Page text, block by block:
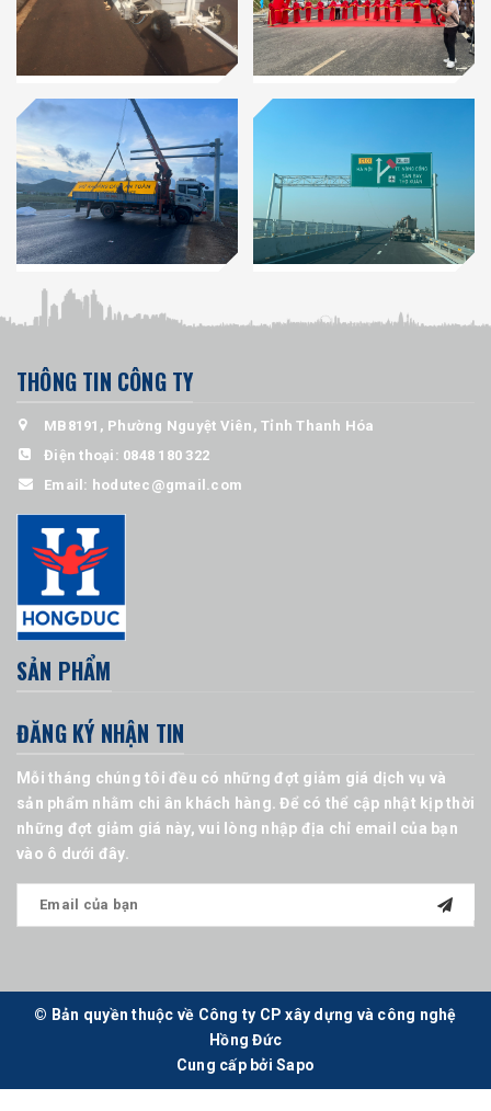
THÔNG TIN CÔNG TY
MB8191, Phường Nguyệt Viên, Tỉnh Thanh Hóa
Điện thoại: 0848 180 322
Email: hodutec@gmail.com
SẢN PHẨM
ĐĂNG KÝ NHẬN TIN
Mỗi tháng chúng tôi đều có những đợt giảm giá dịch vụ và
sản phẩm nhằm chi ân khách hàng. Để có thể cập nhật kịp thời
những đợt giảm giá này, vui lòng nhập địa chỉ email của bạn
vào ô dưới đây.
© Bản quyền thuộc về Công ty CP xây dựng và công nghệ
Hồng Đức
Cung cấp bởiSapo